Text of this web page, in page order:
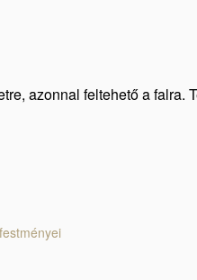
azonnal feltehető a falra.